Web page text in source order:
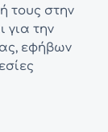
τους στην
για την
εφήβων